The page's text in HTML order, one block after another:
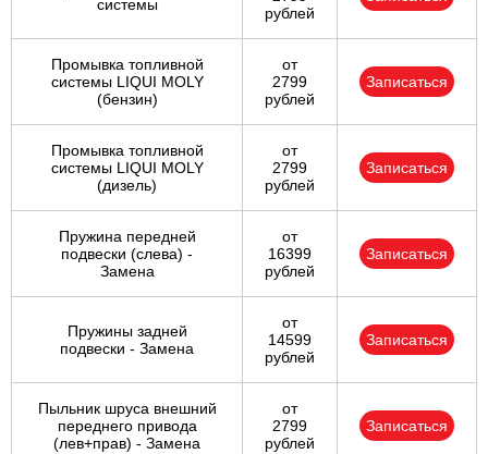
системы
рублей
Промывка топливной
системы LIQUI MOLY
(бензин)
от
2799
рублей
Записаться
Промывка топливной
системы LIQUI MOLY
(дизель)
от
2799
рублей
Записаться
Пружина передней
подвески (слева) -
Замена
от
16399
рублей
Записаться
Пружины задней
подвески - Замена
от
14599
рублей
Записаться
Пыльник шруса внешний
переднего привода
(лев+прав) - Замена
от
2799
рублей
Записаться